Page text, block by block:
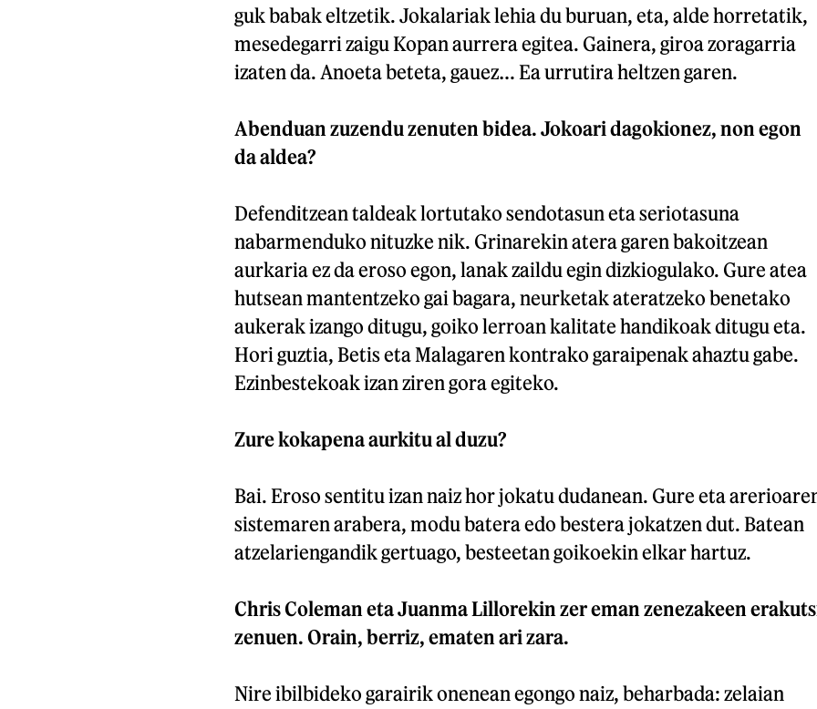
guk babak eltzetik. Jokalariak lehia du buruan, eta, alde horretatik,
mesedegarri zaigu Kopan aurrera egitea. Gainera, giroa zoragarria
izaten da. Anoeta beteta, gauez… Ea urrutira heltzen garen.
Abenduan zuzendu zenuten bidea. Jokoari dagokionez, non egon
da aldea?
Defenditzean taldeak lortutako sendotasun eta seriotasuna
nabarmenduko nituzke nik. Grinarekin atera garen bakoitzean
aurkaria ez da eroso egon, lanak zaildu egin dizkiogulako. Gure atea
hutsean mantentzeko gai bagara, neurketak ateratzeko benetako
aukerak izango ditugu, goiko lerroan kalitate handikoak ditugu eta.
Hori guztia, Betis eta Malagaren kontrako garaipenak ahaztu gabe.
Ezinbestekoak izan ziren gora egiteko.
Zure kokapena aurkitu al duzu?
Bai. Eroso sentitu izan naiz hor jokatu dudanean. Gure eta
sistemaren arabera, modu batera edo bestera jokatzen dut. Batean
atzelariengandik gertuago, besteetan goikoekin elkar hartuz.
Chris Coleman eta Juanma Lillorekin zer eman zenezakeen
zenuen. Orain, berriz, ematen ari zara.
Nire ibilbideko garairik onenean egongo naiz, beharbada: zelaian